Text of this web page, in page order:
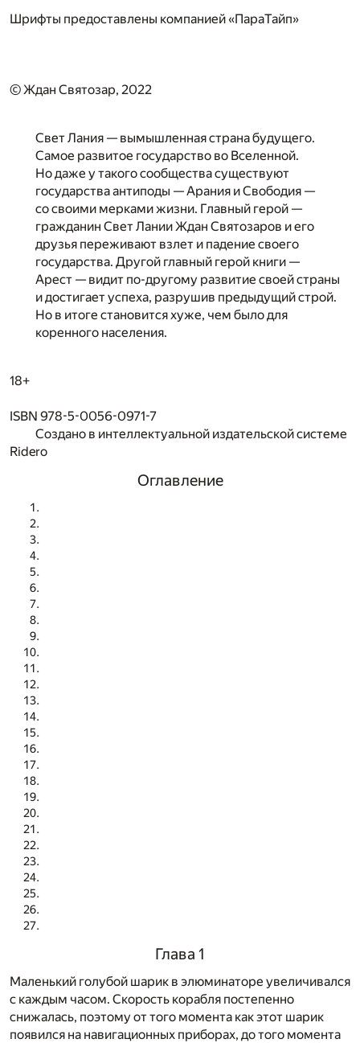
Шрифты предоставлены компанией «ПараТайп»
© Ждан Святозар, 2022
Свет Лания — вымышленная страна будущего.
Самое развитое государство во Вселенной.
Но даже у такого сообщества существуют
государства антиподы — Арания и Свободия —
со своими мерками жизни. Главный герой —
гражданин Свет Лании Ждан Святозаров и его
друзья переживают взлет и падение своего
государства. Другой главный герой книги —
Арест — видит по-другому развитие своей страны
и достигает успеха, разрушив предыдущий строй.
Но в итоге становится хуже, чем было для
коренного населения.
18+
ISBN 978-5-0056-0971-7
Создано в интеллектуальной издательской системе
Ridero
Оглавление
Глава 1
Маленький голубой шарик в элюминаторе увеличивался
с каждым часом. Скорость корабля постепенно
снижалась, поэтому от того момента как этот шарик
появился на навигационных приборах, до того момента